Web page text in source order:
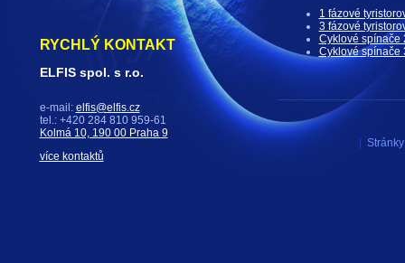
1 fázové
3 fázové
Cyklové spínače
Cyklové spínače
RYCHLÝ KONTAKT
ELFIS spol. s r.o.
e-mail: elfis@elfis.cz
tel.: +420 284 810 959-61
Kolmá 10, 190 00 Praha 9
více kontaktů